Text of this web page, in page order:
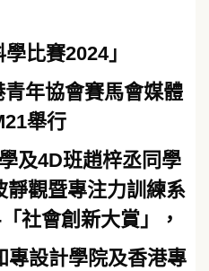
比賽2024」
年協會賽馬會媒體
舉行
及4D班趙梓丞同學
靜觀暨專注力訓練系
社會創新大賞」，
專設計學院及香港專